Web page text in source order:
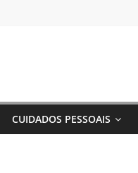
CUIDADOS PESSOAIS